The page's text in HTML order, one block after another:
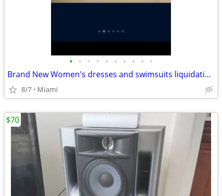
• • • • • • • • • •
Brand New Women's dresses and swimsuits liquidation sale
8/7 Miami
$70